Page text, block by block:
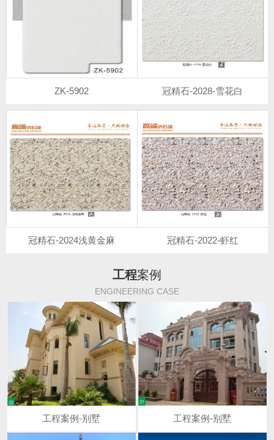
ZK-5902 冠精石-2028-雪花白
冠精石-2024浅黄金麻 冠精石-2022-虾红
工程案例
ENGINEERING CASE
工程案例-别墅 工程案例-别墅